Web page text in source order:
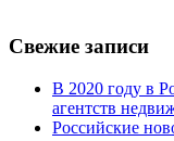
Свежие записи
В 2020 году в
агентств
Российские